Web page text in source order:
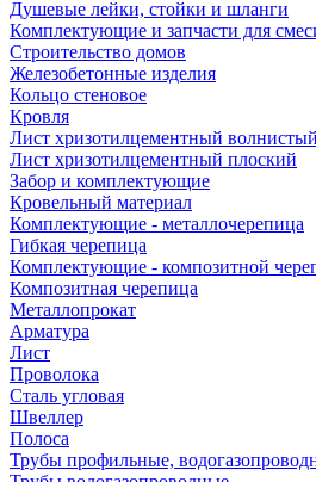
Душевые лейки, стойки и шланги
Комплектующие и запчасти для
Строительство домов
Железобетонные изделия
Кольцо стеновое
Кровля
Лист хризотилцементный волнистый
Лист хризотилцементный плоский
Забор и комплектующие
Кровельный материал
Комплектующие - металлочерепица
Гибкая черепица
Комплектующие - композитной
Композитная черепица
Металлопрокат
Арматура
Лист
Проволока
Сталь угловая
Швеллер
Полоса
Трубы профильные,